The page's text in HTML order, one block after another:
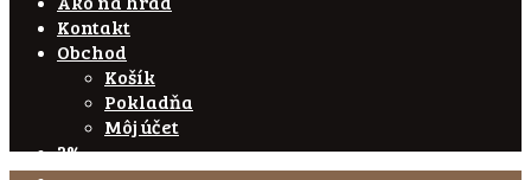
Kontakt
Obchod
Košík
Pokladňa
Môj účet
2%